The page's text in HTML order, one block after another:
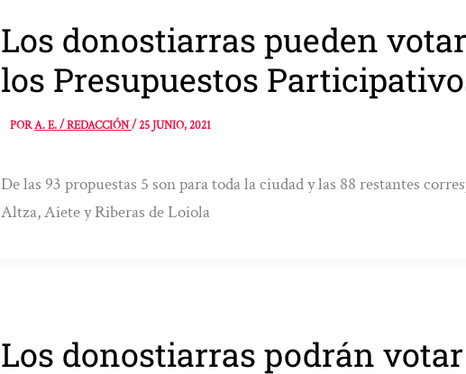
Los donostiarras pueden
los Presupuestos
PORA. E. / REDACCIÓN/25 JUNIO, 2021
De las 93 propuestas 5 son para toda la ciudad y las 88 restantes
Altza, Aiete y Riberas de Loiola
Los donostiarras podrán